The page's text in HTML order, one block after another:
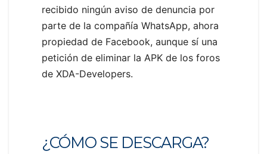
recibido ningún aviso de denuncia por
parte de la compañía WhatsApp, ahora
propiedad de Facebook, aunque sí una
petición de eliminar la APK de los foros
de XDA-Developers.
¿CÓMO SE DESCARGA?